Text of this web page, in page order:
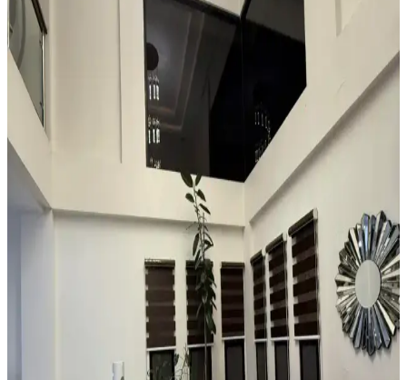
Teal renkli sandalyenin halı ve dolapla uyumu, doğru renk tonları ve
aksesuar seçimiyle sağlanır. Halıdaki mavi-yeşil alt tonlar ve sıcak
ahşap dolap, teal rengini öne çıkarır, aksesuarlar ise denge oluşturur.
Küçük ve Garip Şekilli Giriş Alanları İçin Dayanıklı
ve Estetik Halı Seçimi Rehberi
Küçük ve garip şekilli girişlerde suya dayanıklı, özel kesim veya
modüler halılarla estetik ve işlevsel çözümler sunulur. Ayakkabı
düzenleyicilerle alan düzeni sağlanır.
Boho Maksimalist Oturma Odası Tasarımında
Bitkiler ve Renklerin Rolü
Boho maksimalist oturma odasında turuncu duvarlar, kültürel
maskeler, canlı bitkiler ve doğru halı seçimiyle sıcak, dengeli ve
estetik bir yaşam alanı oluşturuluyor.
Alan Halısı Seçiminde Mekân Uyumu ve UV
Korumasının Önemi Üzerine Detaylı Rehber